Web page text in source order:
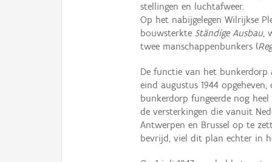
stellingen en luchtafweer.
Op het nabijgelegen Wilrijkse
bouwsterkte Ständige Ausbau,
twee manschappenbunkers (
De functie van het bunkerdorp
eind augustus 1944
bunkerdorp fungeerde nog
de versterkingen die vanuit
Antwerpen en Brussel op te
bevrijd, viel dit plan echter in